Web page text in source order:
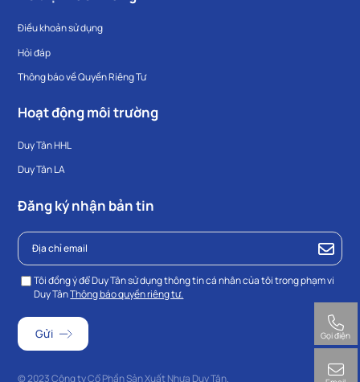
Điều khoản sử dụng
Hỏi đáp
Thông báo về Quyền Riêng Tư
Hoạt động môi trường
Duy Tân HHL
Duy Tân LA
Đăng ký nhận bản tin
Tôi đồng ý để Duy Tân sử dụng thông tin cá nhân của tôi trong phạm vi
Duy TânThông báo quyền riêng tư.
© 2023 Công ty Cổ Phần Sản Xuất Nhựa Duy Tân.
Gọi điện